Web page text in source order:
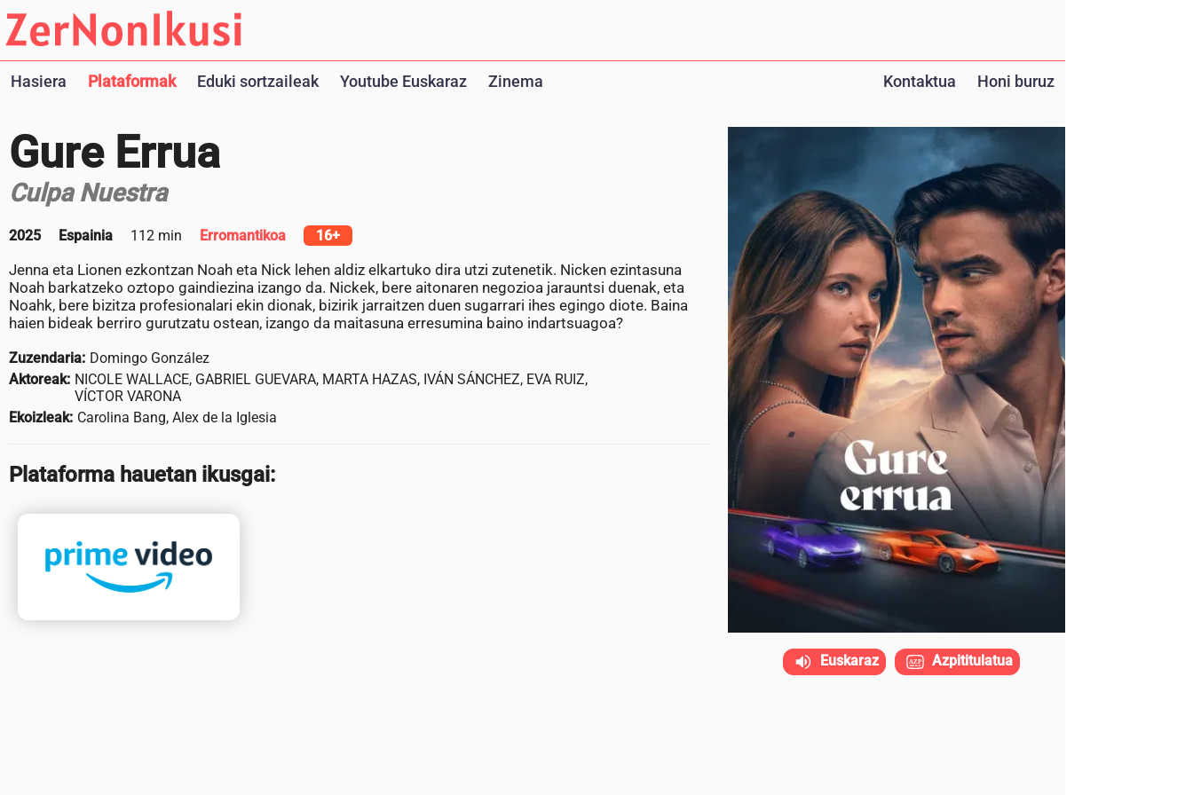
Hasiera Plataformak Eduki sortzaileak Youtube Euskaraz Zinema Kontaktua Honi buruz
Gure Errua
Culpa Nuestra
2025 Espainia 112 min Erromantikoa 16+
Jenna eta Lionen ezkontzan Noah eta Nick lehen aldiz elkartuko dira utzi zutenetik. Nicken ezintasuna
Noah barkatzeko oztopo gaindiezina izango da. Nickek, bere aitonaren negozioa jarauntsi duenak, eta
Noahk, bere bizitza profesionalari ekin dionak, bizirik jarraitzen duen sugarrari ihes egingo diote. Baina
haien bideak berriro gurutzatu ostean, izango da maitasuna erresumina baino indartsuagoa?
Zuzendaria: Domingo González
Aktoreak: NICOLE WALLACE, GABRIEL GUEVARA, MARTA HAZAS, IVÁN SÁNCHEZ, EVA RUIZ,
VÍCTOR VARONA
Ekoizleak: Carolina Bang, Alex de la Iglesia
Plataforma hauetan ikusgai:
Euskaraz Azpititulatua